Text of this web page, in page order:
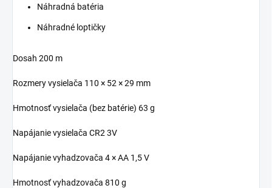
Náhradná batéria
Náhradné loptičky
Dosah 200 m
Rozmery vysielača 110 × 52 × 29 mm
Hmotnosť vysielača (bez batérie) 63 g
Napájanie vysielača CR2 3V
Napájanie vyhadzovača 4 × AA 1,5 V
Hmotnosť vyhadzovača 810 g